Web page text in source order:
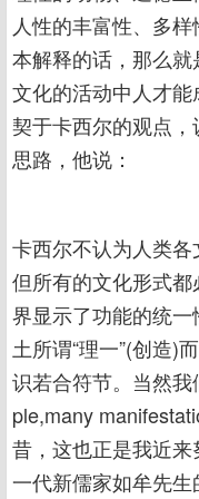
人性的丰富性、多
本解释的话，那么
文化的活动中人才
契于卡西尔的观点，
思路，他说：
卡西尔不认为人类各
但所有的文化形式
界显示了功能的统
土所谓“理一”(创造)
识若合符节。当然我
ple,many
昔，这也正是我近
一代新儒家如牟先